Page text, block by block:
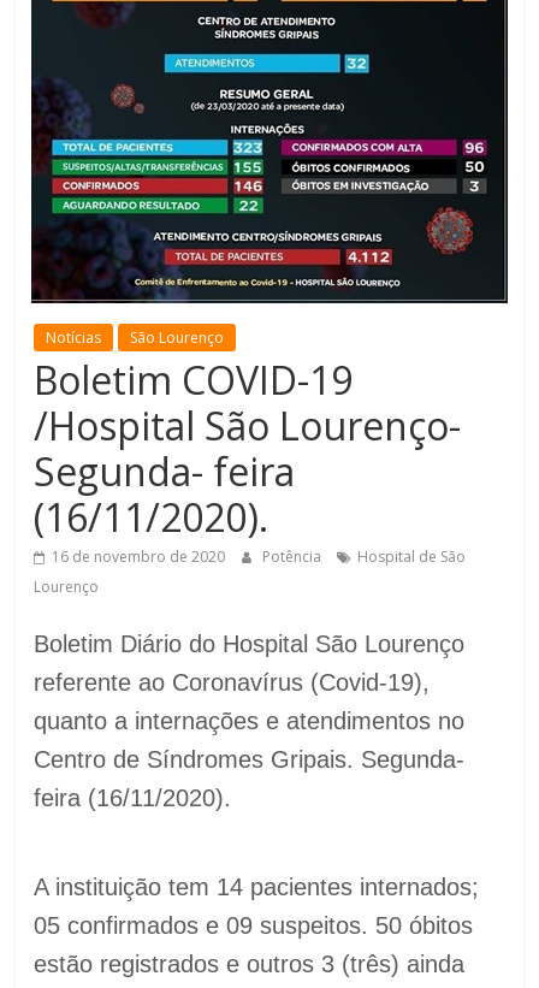
Notícias São Lourenço
Boletim COVID-19
/Hospital São Lourenço-
Segunda- feira
(16/11/2020).
16 de novembro de 2020 Potência
Hospital de São
Lourenço
Boletim Diário do Hospital São Lourenço
referente ao Coronavírus (Covid-19),
quanto a internações e atendimentos no
Centro de Síndromes Gripais. Segunda-
feira (16/11/2020).
A instituição tem 14 pacientes internados;
05 confirmados e 09 suspeitos. 50 óbitos
estão registrados e outros 3 (três) ainda